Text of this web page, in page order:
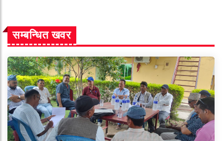
सम्बन्धित खवर